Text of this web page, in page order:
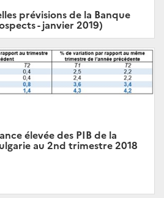
prévisions de la Banque
- janvier 2019)
élevée des PIB de la
au 2nd trimestre 2018